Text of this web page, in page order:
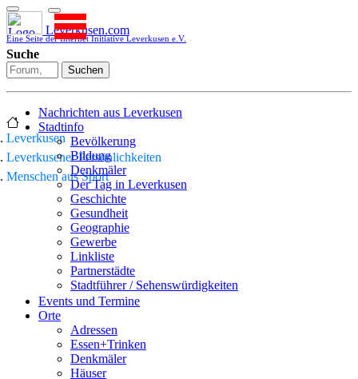
Leverkusen.com
Eine Seite der Internet Initiative Leverkusen e.V.
Suche
Suchen
Nachrichten aus Leverkusen
Stadtinfo
Bevölkerung
Bildung
Denkmäler
Der Tag in Leverkusen
Geschichte
Gesundheit
Geographie
Gewerbe
Linkliste
Partnerstädte
Stadtführer / Sehenswürdigkeiten
Stadtplan
Sport
Who is who
Wohnen
Events und Termine
Orte
Adressen
Essen+Trinken
Denkmäler
Häuser
Leverkusen
Leverkusener Persönlichkeiten
Menschen aus Sport